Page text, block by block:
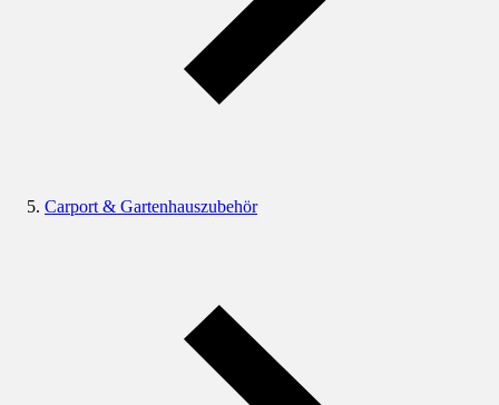
Carport & Gartenhauszubehör